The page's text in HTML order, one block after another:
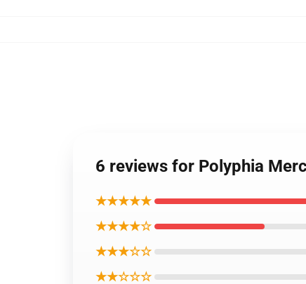
6 reviews for Polyphia
★★★★★
★★★★☆
★★★☆☆
★★☆☆☆